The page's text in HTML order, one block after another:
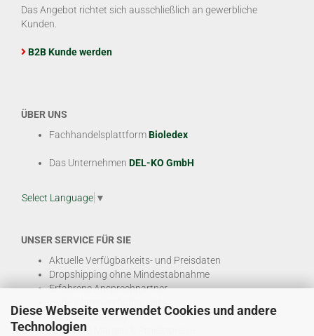
Diese Webseite verwendet Cookies und andere
Technologien
Das Angebot richtet sich ausschließlich an gewerbliche
Kunden.
B2B Kunde werden
ÜBER UNS
FachhandelsplattformBioledex
Das Unternehmen DEL-KO GmbH
Select Language ▼
UNSER SERVICE FÜR SIE
Aktuelle Verfügbarkeits- und Preisdaten
Dropshipping ohne Mindestabnahme
Erfahrene Ansprechpartner
Hohe Warenverfügbarkeit
EDI & E-Rechnung
Attraktive Margen & Projektpreise